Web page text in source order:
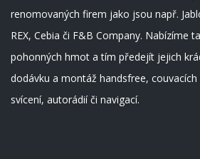
renomovaných firem jako jsou např.
REX, Cebia či F&B Company. Nabízíme
pohonných hmot a tím předejít jejich
dodávku a montáž handsfree,
svícení, autorádií či navigací.